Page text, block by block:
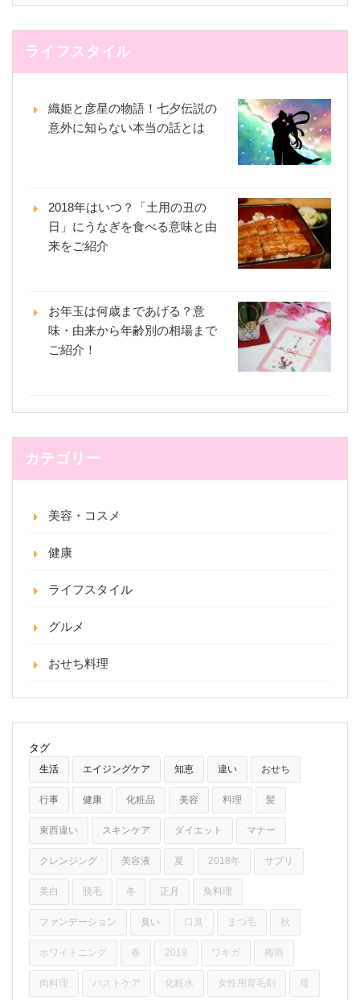
ライフスタイル
織姫と彦星の物語！七夕伝説の
意外に知らない本当の話とは
2018年はいつ？「土用の丑の
日」にうなぎを食べる意味と由
来をご紹介
お年玉は何歳まであげる？意
味・由来から年齢別の相場まで
ご紹介！
カテゴリー
美容・コスメ
健康
ライフスタイル
グルメ
おせち料理
タグ
生活 エイジングケア 知恵 違い おせち
行事 健康 化粧品 美容 料理 髪
東西違い スキンケア ダイエット マナー
クレンジング 美容液 夏 2018年 サプリ
美白 脱毛 冬 正月 魚料理
ファンデーション 臭い 口臭 まつ毛 秋
ホワイトニング 春 2019 ワキガ 梅雨
肉料理 バストケア 化粧水 女性用育毛剤 母